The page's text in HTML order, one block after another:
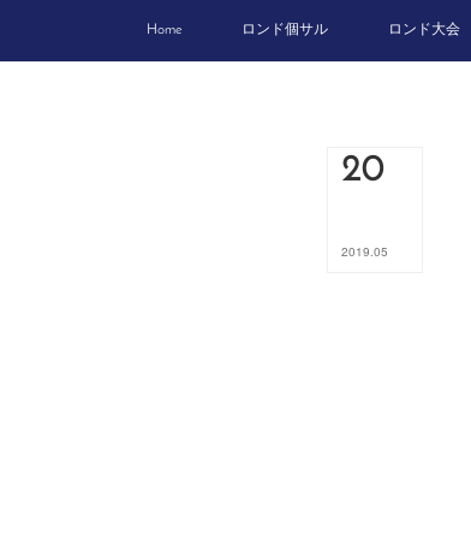
Home ロンド個サル ロンド大会
20
2019.05